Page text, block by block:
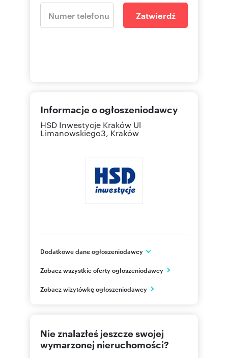
Zatwierdź
Informacje o ogłoszeniodawcy
HSD Inwestycje Kraków Ul
Limanowskiego3, Kraków
Dodatkowe dane ogłoszeniodawcy
ul. Limanowskiego 3/24
Zobacz wszystkie oferty ogłoszeniodawcy
Zobacz wizytówkę ogłoszeniodawcy
Nie znalazłeś jeszcze swojej
wymarzonej nieruchomości?